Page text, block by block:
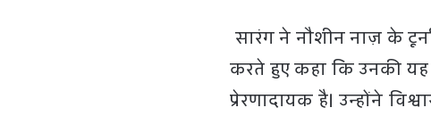
सारंग ने नौशीन नाज़ के
करते हुए कहा कि उनकी
प्रेरणादायक है। उन्होंने